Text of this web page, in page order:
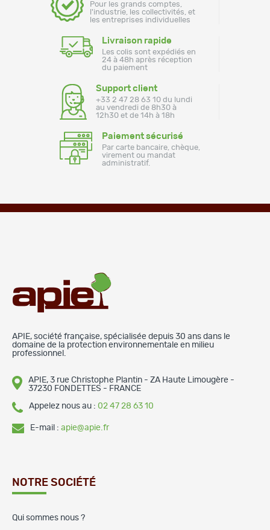
Pour les grands comptes,
l'industrie, les collectivités, et
les entreprises individuelles
Livraison rapide
Les colis sont expédiés en
24 à 48h après réception
du paiement
Support client
+33 2 47 28 63 10 du lundi
au vendredi de 8h30 à
12h30 et de 14h à 18h
Paiement sécurisé
Par carte bancaire, chèque,
virement ou mandat
administratif.
APIE, société française, spécialisée depuis 30 ans dans le
domaine de la protection environnementale en milieu
professionnel.
APIE, 3 rue Christophe Plantin - ZA Haute Limougère -
37230 FONDETTES - FRANCE
Appelez nous au : 02 47 28 63 10
E-mail : apie@apie.fr
NOTRE SOCIÉTÉ
Qui sommes nous ?